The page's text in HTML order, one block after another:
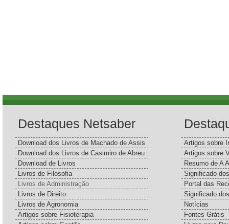
Destaques Netsaber
Download dos Livros de Machado de Assis
Download dos Livros de Casimiro de Abreu
Download de Livros
Livros de Filosofia
Livros de Administração
Livros de Direito
Livros de Agronomia
Artigos sobre Fisioterapia
Artigos sobre
Artigos sobre
Resumo de A
Significado
Portal das
Significado
Notícias
Fontes Grátis